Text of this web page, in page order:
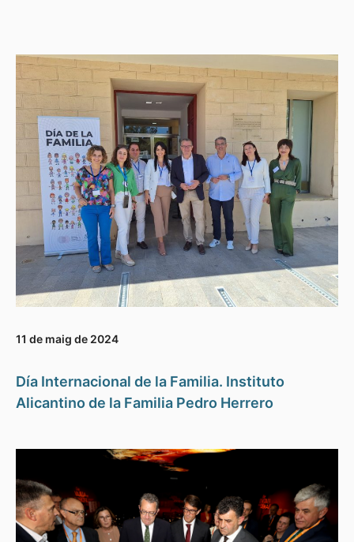
11 de maig de 2024
Día Internacional de la Familia. Instituto
Alicantino de la Familia Pedro Herrero